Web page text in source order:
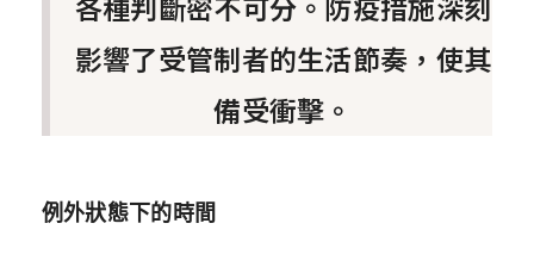
影響了受管制者的生活節奏，使其
備受衝擊。
例外狀態下的時間